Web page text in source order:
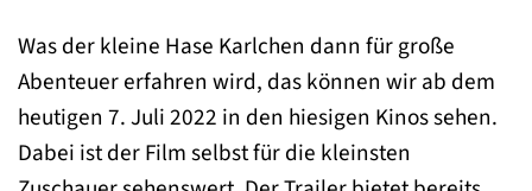
Was der kleine Hase Karlchen dann für große
Abenteuer erfahren wird, das können wir ab dem
heutigen 7. Juli 2022 in den hiesigen Kinos sehen.
Dabei ist der Film selbst für die kleinsten